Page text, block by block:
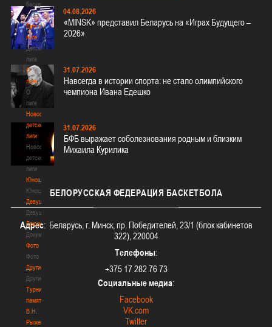
баскетбола
3х3
Детская
лига
Детская
лига
О
лиге
О
лиге
Новости
детской
лиги
Новости
детской
лиги
Юноши
Юноши
Девушки
Девушки
Документы
Документы
Фото
Фото
Другие
Другие
Турнир
памяти
В.Н.
Рыженкова
04.08.2026
«MINSK» представил Беларусь на «Играх Будущего –
2026»
31.07.2026
Навсегда в истории спорта: не стало олимпийского
чемпиона Ивана Едешко
31.07.2026
БФБ выражает соболезнования родным и близким
Михаила Курилика
БЕЛОРУССКАЯ ФЕДЕРАЦИЯ БАСКЕТБОЛА
Адрес: Беларусь, г. Минск, пр. Победителей, 23/1 (блок кабинетов
322), 220004
Телефоны:
+375 17 282 76 73
Социальные медиа:
Facebook
VK.com
Twitter